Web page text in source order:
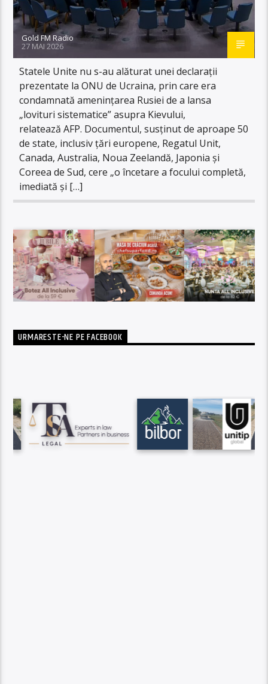
Gold FM Radio
27 MAI 2026
Statele Unite nu s-au alăturat unei declarații
prezentate la ONU de Ucraina, prin care era
condamnată amenințarea Rusiei de a lansa
„lovituri sistematice” asupra Kievului,
relatează AFP. Documentul, susținut de aproape 50
de state, inclusiv țări europene, Regatul Unit,
Canada, Australia, Noua Zeelandă, Japonia și
Coreea de Sud, cere „o încetare a focului completă,
imediată și […]
URMARESTE-NE PE FACEBOOK